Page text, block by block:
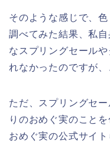
そのような感じで、
調べてみた結果、私
なスプリングセール
れなかったのですが、
ただ、スプリングセ
りのおめぐ実のこと
おめぐ実の公式サイ